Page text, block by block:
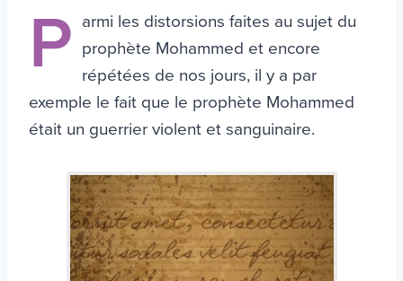
P armi les distorsions faites au sujet du
prophète Mohammed et encore
répétées de nos jours, il y a par
exemple le fait que le prophète Mohammed
était un guerrier violent et sanguinaire.